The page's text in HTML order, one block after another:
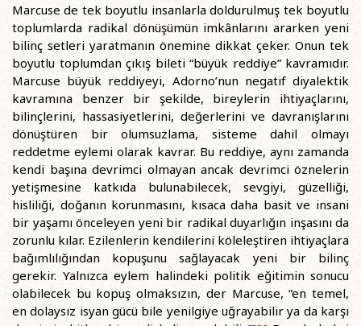
Marcuse de tek boyutlu insanlarla doldurulmuş tek boyutlu
toplumlarda radikal dönüşümün imkânlarını ararken yeni
bilinç setleri yaratmanın önemine dikkat çeker. Onun tek
boyutlu toplumdan çıkış bileti “büyük reddiye” kavramıdır.
Marcuse büyük reddiyeyi, Adorno’nun negatif diyalektik
kavramına benzer bir şekilde, bireylerin ihtiyaçlarını,
bilinçlerini, hassasiyetlerini, değerlerini ve davranışlarını
dönüştüren bir olumsuzlama, sisteme dahil olmayı
reddetme eylemi olarak kavrar. Bu reddiye, aynı zamanda
kendi başına devrimci olmayan ancak devrimci öznelerin
yetişmesine katkıda bulunabilecek, sevgiyi, güzelliği,
hisliliği, doğanın korunmasını, kısaca daha basit ve insani
bir yaşamı önceleyen yeni bir radikal duyarlığın inşasını da
zorunlu kılar. Ezilenlerin kendilerini köleleştiren ihtiyaçlara
bağımlılığından kopuşunu sağlayacak yeni bir bilinç
gerekir. Yalnızca eylem halindeki politik eğitimin sonucu
olabilecek bu kopuş olmaksızın, der Marcuse, “en temel,
en dolaysız isyan gücü bile yenilgiye uğrayabilir ya da karşı